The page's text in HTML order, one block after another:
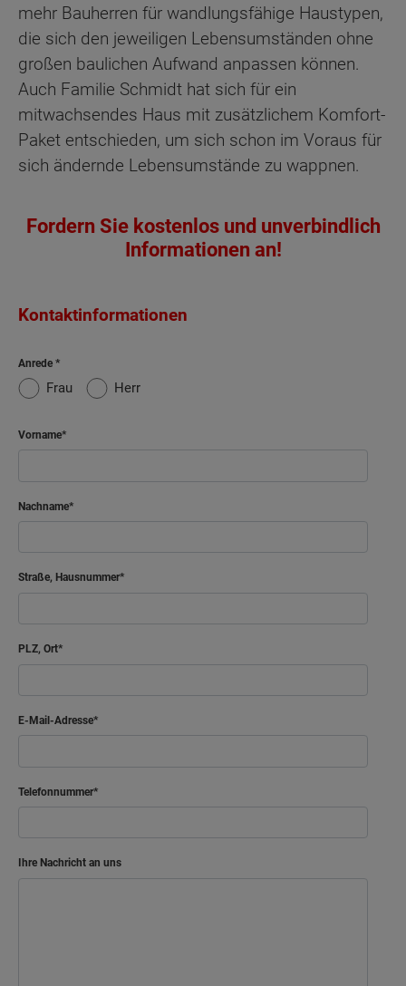
mehr Bauherren für wandlungsfähige Haustypen,
die sich den jeweiligen Lebensumständen ohne
großen baulichen Aufwand anpassen können.
Auch Familie Schmidt hat sich für ein
mitwachsendes Haus mit zusätzlichem Komfort-
Paket entschieden, um sich schon im Voraus für
sich ändernde Lebensumstände zu wappnen.
Fordern Sie kostenlos und unverbindlich
Informationen an!
Kontaktinformationen
Anrede
Frau Herr
Vorname
Nachname
Straße, Hausnummer
PLZ, Ort
E-Mail-Adresse
Telefonnummer
Ihre Nachricht an uns